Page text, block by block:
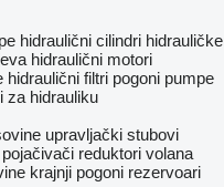
hidraulični cilindri hidrauličke
hidraulični motori
hidraulični filtri pogoni pumpe
za hidrauliku
upravljački stubovi
reduktori volana
krajnji pogoni rezervoari